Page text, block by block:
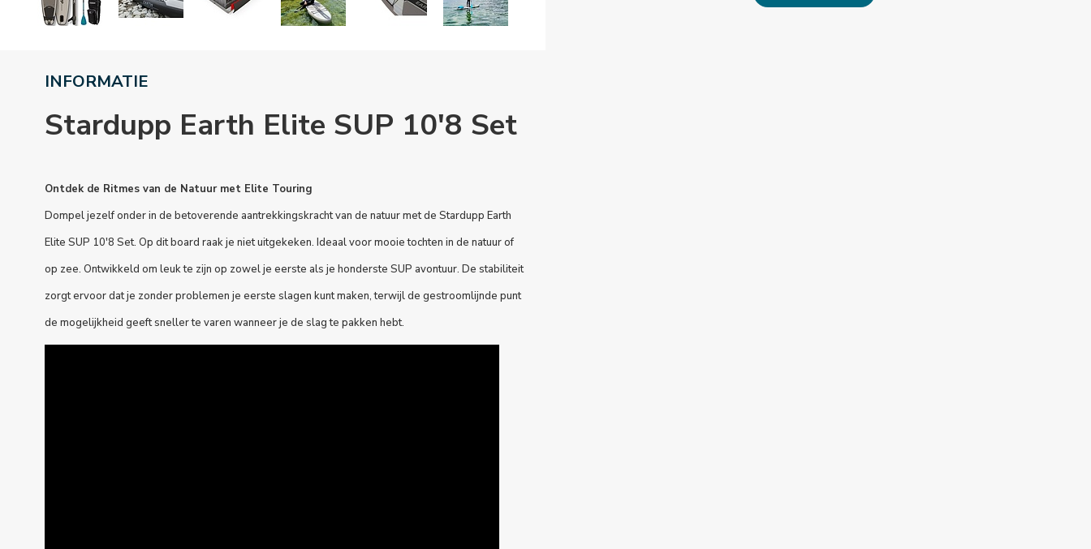
INFORMATIE
Stardupp Earth Elite SUP 10'8 Set
Ontdek de Ritmes van de Natuur met Elite Touring
Dompel jezelf onder in de betoverende aantrekkingskracht van de natuur met de Stardupp Earth
Elite SUP 10'8 Set. Op dit board raak je niet uitgekeken. Ideaal voor mooie tochten in de natuur of
op zee. Ontwikkeld om leuk te zijn op zowel je eerste als je honderste SUP avontuur. De stabiliteit
zorgt ervoor dat je zonder problemen je eerste slagen kunt maken, terwijl de gestroomlijnde punt
de mogelijkheid geeft sneller te varen wanneer je de slag te pakken hebt.